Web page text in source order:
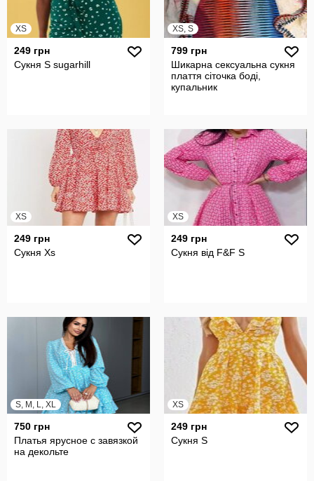
XS
249 грн
Сукня S sugarhill
XS, S
799 грн
Шикарна сексуальна сукня
плаття сіточка боді,
купальник
XS
249 грн
Сукня Xs
XS
249 грн
Сукня від F&F S
S, M, L, XL
750 грн
Платья ярусное с завязкой
на декольте
XS
249 грн
Сукня S